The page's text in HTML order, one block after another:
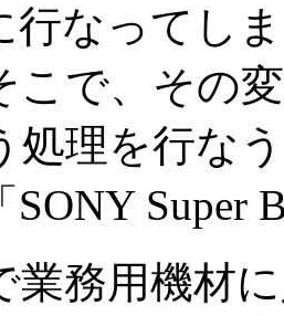
行なってし
こで、その
処理を行な
SONY Super
務用機材